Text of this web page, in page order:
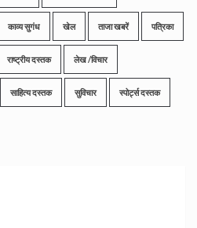
काव्य सुगंध खेल ताजा खबरें पत्रिका
राष्ट्रीय दस्तक लेख /विचार
साहित्य दस्तक सुविचार स्पोर्ट्स दस्तक